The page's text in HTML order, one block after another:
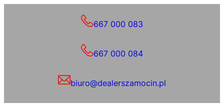
667 000 083
667 000 084
biuro@dealerszamocin.pl